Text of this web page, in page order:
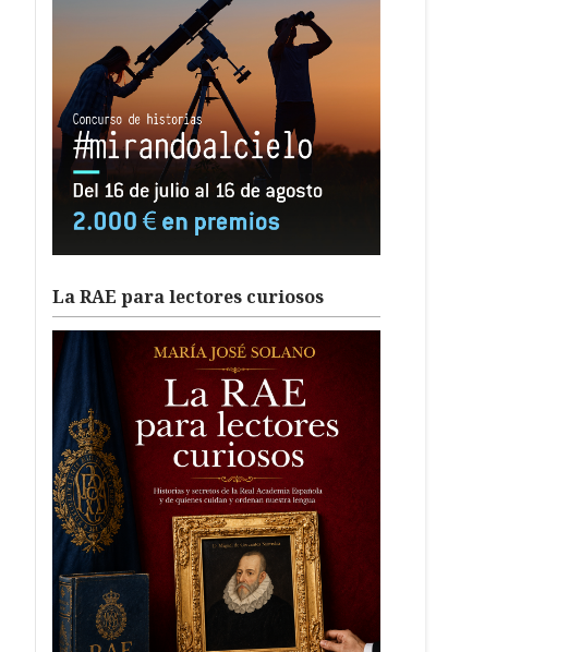
La RAE para lectores curiosos